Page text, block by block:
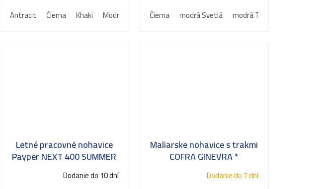
Antracit Čierna Khaki Modrá Tmavo modrá Zemitá hnedá
Čierna modrá Svetlá modrá Tmavá
Letné pracovné nohavice
Payper NEXT 400 SUMMER
Dodanie do 10 dní
Maliarske nohavice s trakmi
COFRA GINEVRA *
Dodanie do 7 dní